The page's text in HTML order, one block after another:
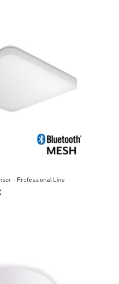
- Professional Line